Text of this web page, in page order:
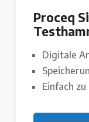
Proceq
Digitale
Einfach